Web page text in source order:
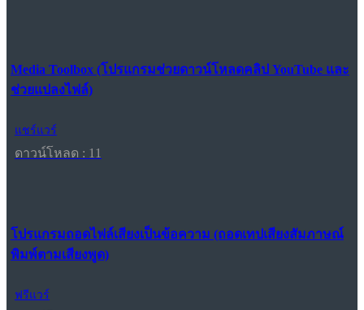
Media Toolbox (โปรแกรมช่วยดาวน์โหลดคลิป YouTube และ
ช่วยแปลงไฟล์)
แชร์แวร์
ดาวน์โหลด : 11
โปรแกรมถอดไฟล์เสียงเป็นข้อความ (ถอดเทปเสียงสัมภาษณ์
พิมพ์ตามเสียงพูด)
ฟรีแวร์